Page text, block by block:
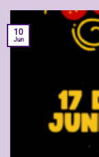
10
Jun